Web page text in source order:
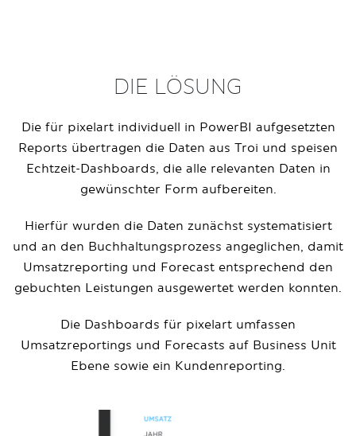
DIE LÖSUNG
Die für pixelart individuell in PowerBI aufgesetzten
Reports übertragen die Daten aus Troi und speisen
Echtzeit-Dashboards, die alle relevanten Daten in
gewünschter Form aufbereiten.
Hierfür wurden die Daten zunächst systematisiert
und an den Buchhaltungsprozess angeglichen, damit
Umsatzreporting und Forecast entsprechend den
gebuchten Leistungen ausgewertet werden konnten.
Die Dashboards für pixelart umfassen
Umsatzreportings und Forecasts auf Business Unit
Ebene sowie ein Kundenreporting.